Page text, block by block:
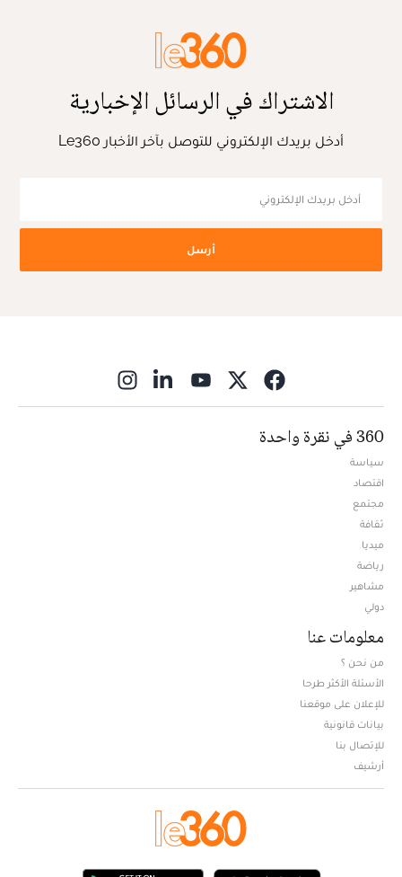
الاشتراك في الرسائل الإخبارية
أدخل بريدك الإلكتروني للتوصل بآخر الأخبار Le360
أرسل
360 في نقرة واحدة
سياسة
اقتصاد
مجتمع
ثقافة
ميديا
رياضة
مشاهير
دولي
معلومات عنا
من نحن ؟
الأسئلة الأكثر طرحا
للإعلان على موقعنا
بيانات قانونية
للإتصال بنا
أرشيف